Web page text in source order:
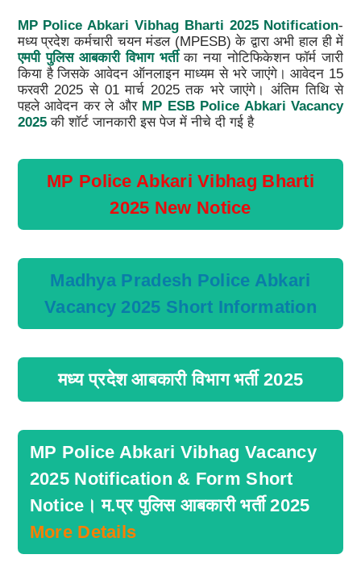
MP Police Abkari Vibhag Bharti 2025 Notification-
मध्य प्रदेश कर्मचारी चयन मंडल (MPESB) के द्वारा अभी हाल ही में
एमपी पुलिस आबकारी विभाग भर्तीका नया नोटिफिकेशन फॉर्म जारी
किया है जिसके आवेदन ऑनलाइन माध्यम से भरे जाएंगे। आवेदन 15
फरवरी 2025 से 01 मार्च 2025 तक भरे जाएंगे। अंतिम तिथि से
पहले आवेदन कर ले और MP ESB Police Abkari Vacancy
2025की शॉर्ट जानकारी इस पेज में नीचे दी गई है
MP Police Abkari Vibhag Bharti
2025 New Notice
Madhya Pradesh Police Abkari
Vacancy 2025 Short Information
मध्य प्रदेश आबकारी विभाग भर्ती 2025
MP Police Abkari Vibhag Vacancy
2025 Notification & Form Short
Notice। म.प्र पुलिस आबकारी भर्ती 2025
More Details